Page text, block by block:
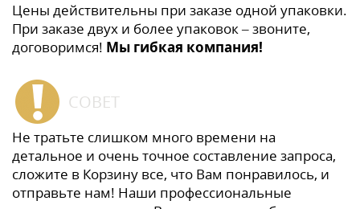
Цены действительны при заказе одной упаковки.
При заказе двух и более упаковок – звоните,
договоримся! Мы гибкая компания!
СОВЕТ
Не тратьте слишком много времени на
детальное и очень точное составление запроса,
сложите в Корзину все, что Вам понравилось, и
отправьте нам! Наши профессиональные